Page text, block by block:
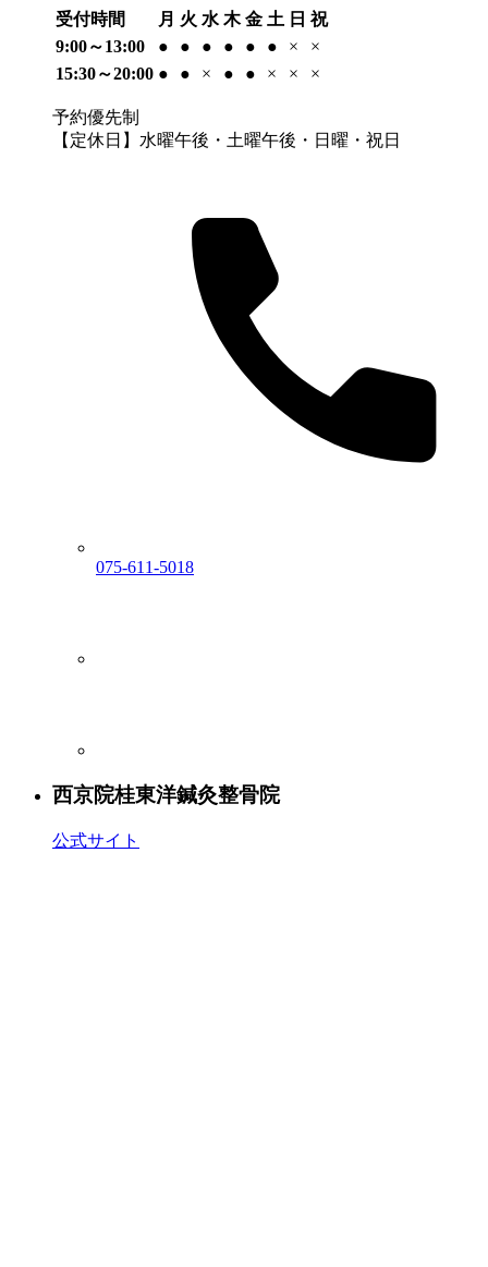
受付時間 月 火 水 木 金 土 日 祝
9:00～13:00
● ● ● ● ● ● ×
×
15:30～20:00 ● ● × ● ● × × ×
予約優先制
【定休日】水曜午後・土曜午後・日曜・祝日
075-611-5018
西京院桂東洋鍼灸整骨院
公式サイト